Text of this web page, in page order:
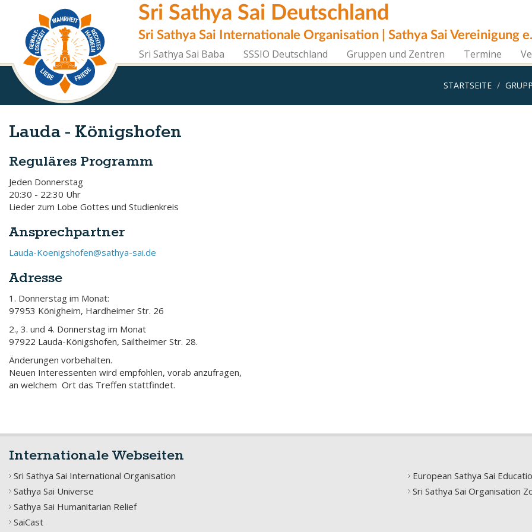
Sri Sathya Sai Deutschland
Sri Sathya Sai Internationale Organisation | Sathya Sai Vereinigung
Sri Sathya Sai Baba
SSSIO Deutschland Gruppen und Zentren Termine
STARTSEITE
Lauda - Königshofen
Reguläres Programm
Jeden Donnerstag
​20:30 - 22:30 Uhr
Lieder zum Lobe Gottes und Studienkreis
Ansprechpartner
Lauda-Koenigshofen@sathya-sai.de
Adresse
1. Donnerstag im Monat:
97953 Königheim, Hardheimer Str. 26
2., 3. und 4. Donnerstag im Monat
97922 Lauda-Königshofen, Sailtheimer Str. 28.
Änderungen vorbehalten.
Neuen Interessenten wird empfohlen, vorab anzufragen,
an welchem Ort das Treffen stattfindet.
Internationale Webseiten
Sri Sathya Sai International Organisation
Sathya Sai Universe
Sathya Sai Humanitarian Relief
SaiCast
European Sathya Sai
Sri Sathya Sai Organisation